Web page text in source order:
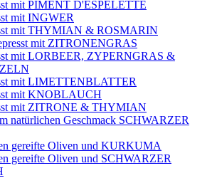
mit PIMENT D'ESPELETTE
mit INGWER
mit THYMIAN & ROSMARIN
mit ZITRONENGRAS
mit LORBEER, ZYPERNGRAS &
mit LIMETTENBLATTER
mit KNOBLAUCH
mit ZITRONE & THYMIAN
natürlichen Geschmack SCHWARZER
gereifte Oliven und KURKUMA
gereifte Oliven und SCHWARZER